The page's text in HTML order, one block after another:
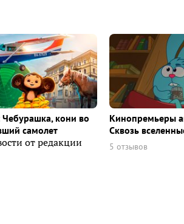
кони во
самолет
от редакции
Кинопремьеры
Сквозь
5 отзывов